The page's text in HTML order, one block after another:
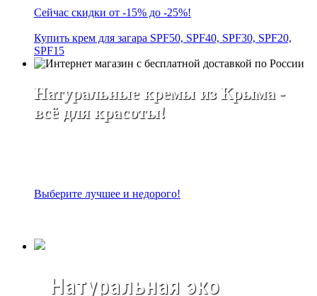
Сейчас скидки от -15% до -25%!
Купить крем для загара SPF50, SPF40, SPF30, SPF20,
SPF15
Натуральные кремы из Крыма -
всё для красоты!
Выберите лучшее и недорого!
Натуральная эко